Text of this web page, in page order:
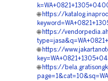
🌐 https://
🌐 https://
🌐 https://
🌐 https://